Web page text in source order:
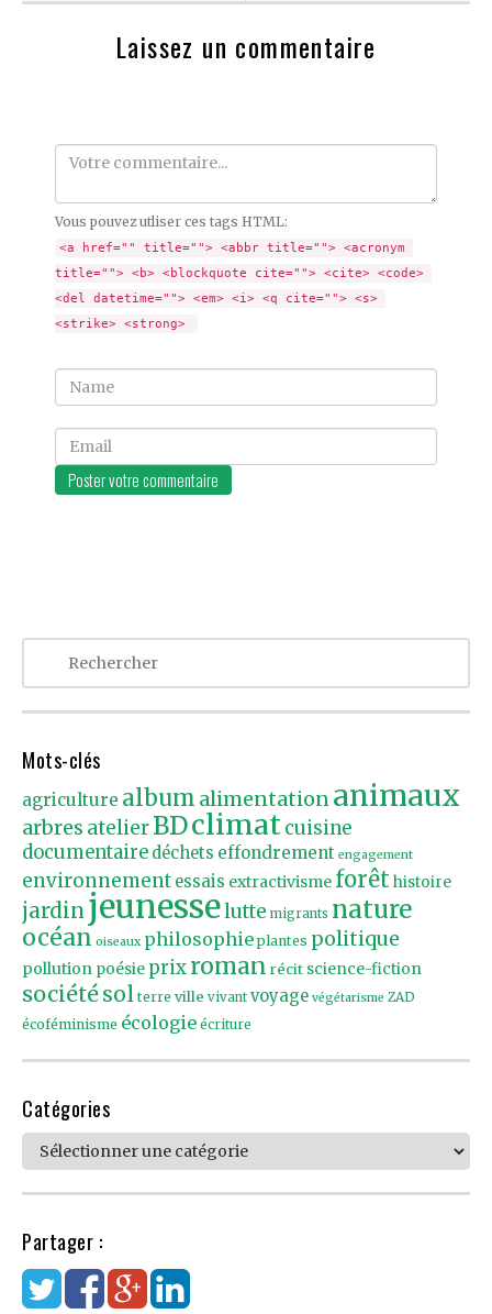
Laissez un commentaire
Comment
Vous pouvez utliser ces tags HTML:
<a href="" title=""> <abbr title=""> <acronym
title=""> <b> <blockquote cite=""> <cite> <code>
<del datetime=""> <em> <i> <q cite=""> <s>
<strike> <strong>
Name
Email
Mots-clés
agriculture album alimentationanimaux
arbres atelierBDclimatcuisine
documentaire déchets effondrement engagement
environnement essais extractivisme forêthistoire
jardin jeunesselutte migrants nature
océan oiseaux philosophie plantes politique
pollution poésie prixroman récit science-fiction
sociétésol terre ville vivant voyage végétarisme ZAD
écoféminisme écologie écriture
Catégories
Catégories
Partager :